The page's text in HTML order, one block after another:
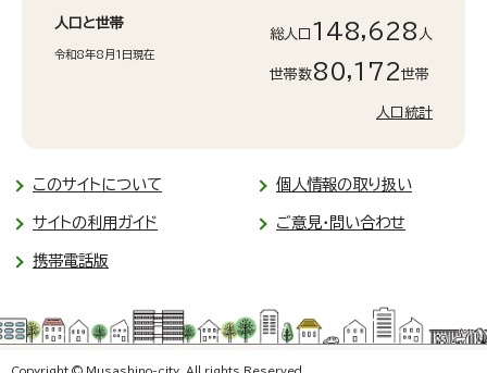
人口と世帯
令和8年8月1日現在
総人口 148,628 人
世帯数80,172世帯
人口統計
このサイトについて 個人情報の取り扱い
サイトの利用ガイド ご意見・問い合わせ
携帯電話版